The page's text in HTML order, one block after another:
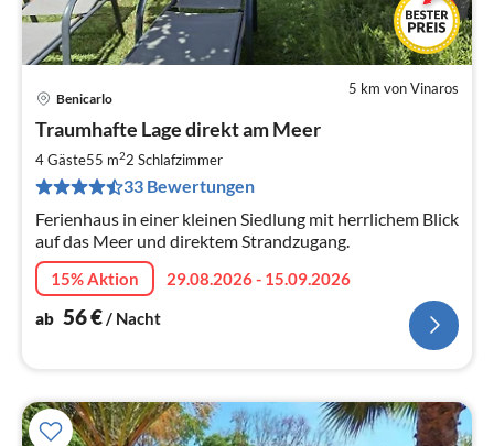
5 km von Vinaros
Benicarlo
Traumhafte Lage direkt am Meer
4 Gäste55 m22 Schlafzimmer
33 Bewertungen
Ferienhaus in einer kleinen Siedlung mit herrlichem Blick
auf das Meer und direktem Strandzugang.
15% Aktion
29.08.2026 - 15.09.2026
ab 56€/ Nacht